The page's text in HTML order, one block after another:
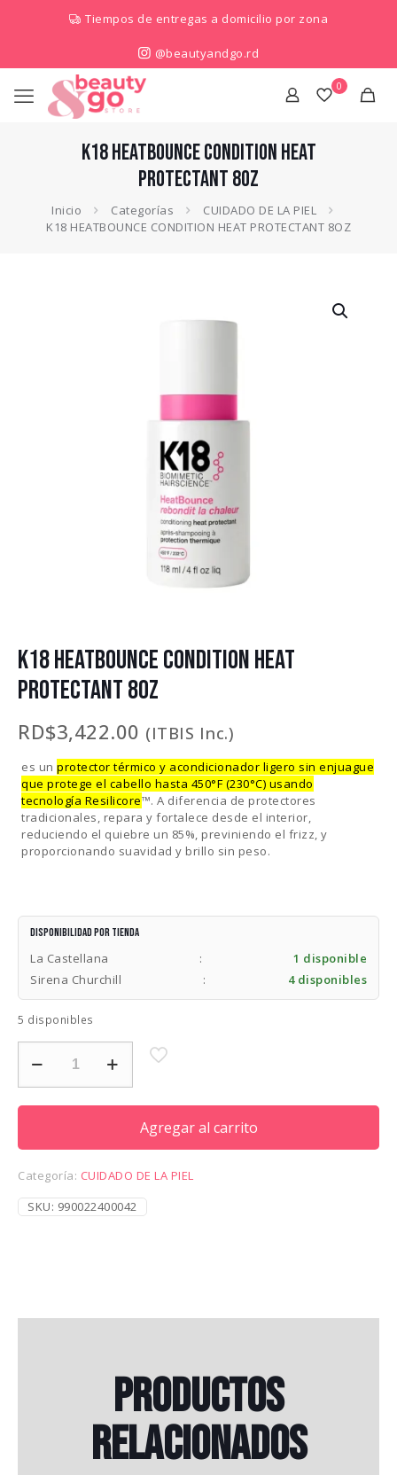
Tiempos de entregas a domicilio por zona
@beautyandgo.rd
0
K18 HEATBOUNCE CONDITION HEAT
PROTECTANT 8OZ
Inicio Categorías
CUIDADO DE LA PIEL
K18 HEATBOUNCE CONDITION HEAT PROTECTANT 8OZ
K18 HEATBOUNCE CONDITION HEAT
PROTECTANT 8OZ
RD$3,422.00 (ITBIS Inc.)
es unprotector térmico y acondicionador ligero sin enjuague
que protege el cabello hasta 450°F (230°C) usando
tecnología Resilicore™. A diferencia de protectores
tradicionales, repara y fortalece desde el interior,
reduciendo el quiebre un 85%, previniendo el frizz, y
proporcionando suavidad y brillo sin peso.
Disponibilidad por tienda
La Castellana :
1 disponible
Sirena Churchill
: 4 disponibles
5 disponibles
HEATBOUNCE
cantidad
Agregar al carrito
Categoría: CUIDADO DE LA PIEL
SKU: 990022400042
Productos
relacionados